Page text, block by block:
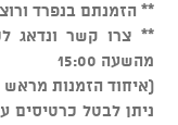
** הזמנתם בנפרד
מהשעה 15:00
(איחוד הזמנות